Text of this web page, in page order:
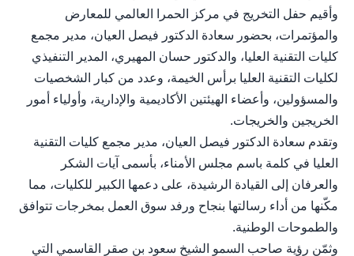
وأقيم حفل التخريج في مركز الحمرا العالمي للمعارض
والمؤتمرات، بحضور سعادة الدكتور فيصل العيان، مدير مجمع
كليات التقنية العليا، والدكتور حسان المهيري، المدير التنفيذي
لكليات التقنية العليا برأس الخيمة، وعدد من كبار الشخصيات
والمسؤولين، وأعضاء الهيئتين الأكاديمية والإدارية، وأولياء أمور
الخريجين والخريجات.
وتقدم سعادة الدكتور فيصل العيان، مدير مجمع كليات التقنية
العليا في كلمة باسم مجلس الأمناء، بأسمى آيات الشكر
والعرفان إلى القيادة الرشيدة، على دعمها الكبير للكليات، مما
مكّنها من أداء رسالتها بنجاح ورفد سوق العمل بمخرجات تتوافق
والطموحات الوطنية.
وثمّن رؤية صاحب السمو الشيخ سعود بن صقر القاسمي التي